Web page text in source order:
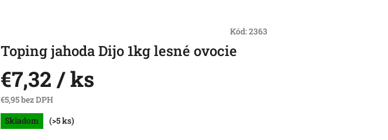
Kód:2363
Toping jahoda Dijo 1kg lesné ovocie
€7,32 / ks
€5,95 bez DPH
Jednotková
cena:
Skladom (>5 ks)